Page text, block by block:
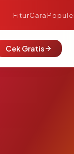
FiturCara
Cek Gratis